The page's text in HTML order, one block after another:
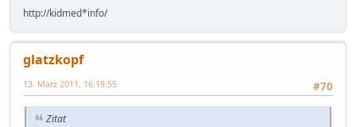
http://kidmed*info/
glatzkopf
#70
13. März 2011, 16:19:55
Zitat